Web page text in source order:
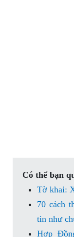
Có thể bạn
Tờ khai:
70 cách
tin như
Hợp